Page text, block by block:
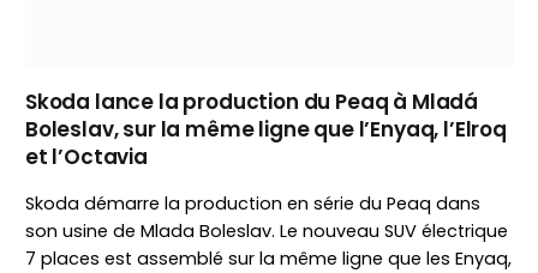
Skoda lance la production du Peaq à Mladá
Boleslav, sur la même ligne que l’Enyaq, l’Elroq
et l’Octavia
Skoda démarre la production en série du Peaq dans
son usine de Mlada Boleslav. Le nouveau SUV électrique
7 places est assemblé sur la même ligne que les Enyaq,